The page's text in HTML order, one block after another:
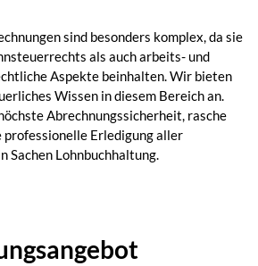
sind besonders komplex, da sie
als auch arbeits- und
Aspekte beinhalten. Wir bieten
Wissen in diesem Bereich an.
Abrechnungssicherheit, rasche
professionelle Erledigung aller
Sachen Lohnbuchhaltung.